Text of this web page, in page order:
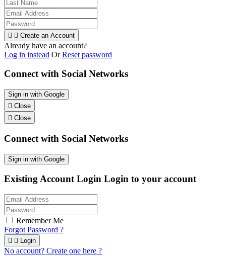
  Create an Account
Already have an account?
Log in instead OrReset password
Connect with Social Networks
Sign in with Google
 Close
 Close
Connect with Social Networks
Sign in with Google
Existing Account Login Login to your account
Remember Me
Forgot Password ?
  Login
No account? Create one here ?